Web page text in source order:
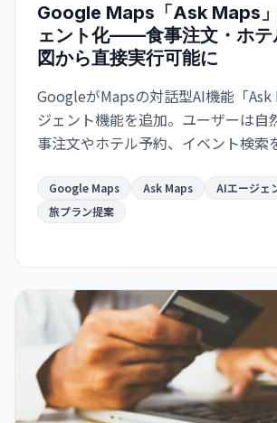
Google Maps「Ask Maps
ェント化——食事注文・ホテ
図から直接実行可能に
GoogleがMapsの対話型AI機能「Ask
ジェント機能を追加。ユーザーは自
事注文やホテル予約、イベント検索
画がより便利になります。
Google Maps Ask Maps AIエージェ
旅プラン提案